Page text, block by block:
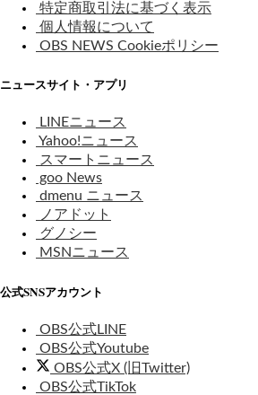
特定商取引法に基づく表示
個人情報について
OBS NEWS Cookieポリシー
ニュースサイト・アプリ
LINEニュース
Yahoo!ニュース
スマートニュース
goo News
dmenu ニュース
ノアドット
グノシー
MSNニュース
公式SNSアカウント
OBS公式LINE
OBS公式Youtube
OBS公式X (旧Twitter)
OBS公式TikTok